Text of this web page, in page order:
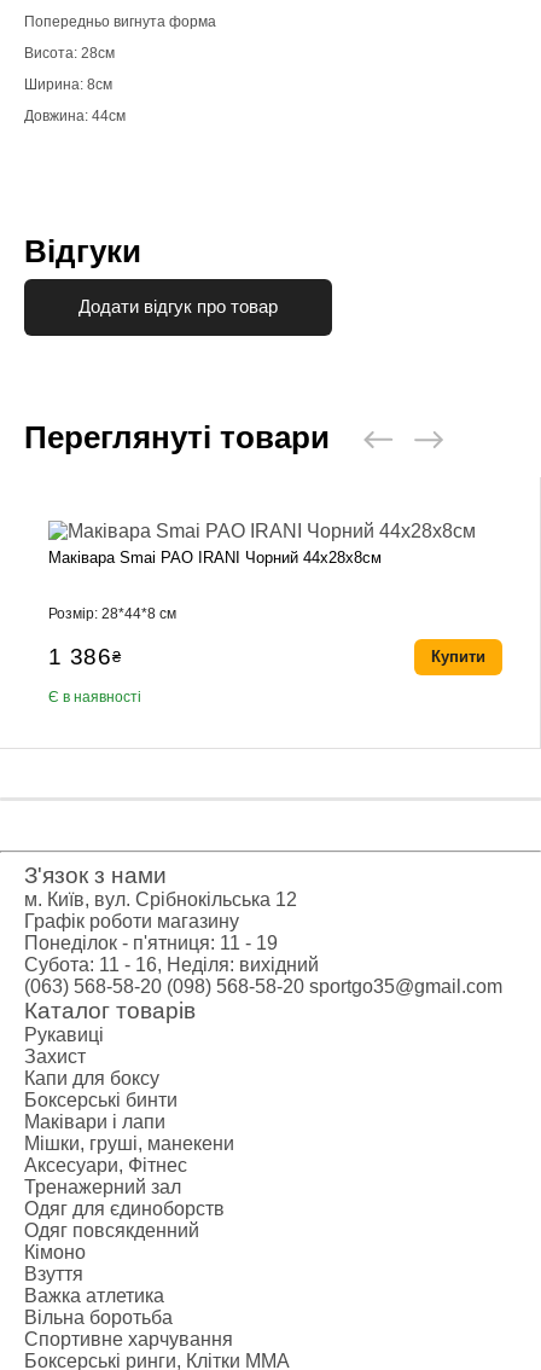
Попередньо вигнута форма
Висота: 28см
Ширина: 8см
Довжина: 44см
Відгуки
Додати відгук про товар
Переглянуті товари
Маківара Smai PAO IRANI Чорний 44х28х8см
Розмір: 28*44*8 см
1 386₴
Є в наявності
Купити
З'язок з нами
м. Київ, вул. Срібнокільська 12
Графік роботи магазину
Понеділок - п'ятниця: 11 - 19
Субота: 11 - 16, Неділя: вихідний
(063) 568-58-20 (098) 568-58-20 sportgo35@gmail.com
Каталог товарів
Рукавиці
Захист
Капи для боксу
Боксерські бинти
Маківари і лапи
Мішки, груші, манекени
Аксесуари, Фітнес
Тренажерний зал
Одяг для єдиноборств
Одяг повсякденний
Кімоно
Взуття
Важка атлетика
Вільна боротьба
Спортивне харчування
Боксерські ринги, Клітки ММА